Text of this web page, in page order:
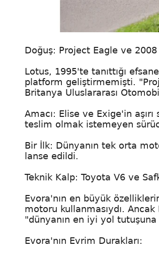
Doğuş: Project Eagle ve
Lotus, 1995'te tanıttığı
platform geliştirmemişti.
Britanya Uluslararası
Amacı: Elise ve Exige'in
teslim olmak istemeyen
Bir İlk: Dünyanın tek orta
lanse edildi.
Teknik Kalp: Toyota V6 ve
Evora'nın en büyük
motoru kullanmasıydı.
"dünyanın en iyi yol
Evora'nın Evrim Durakları: